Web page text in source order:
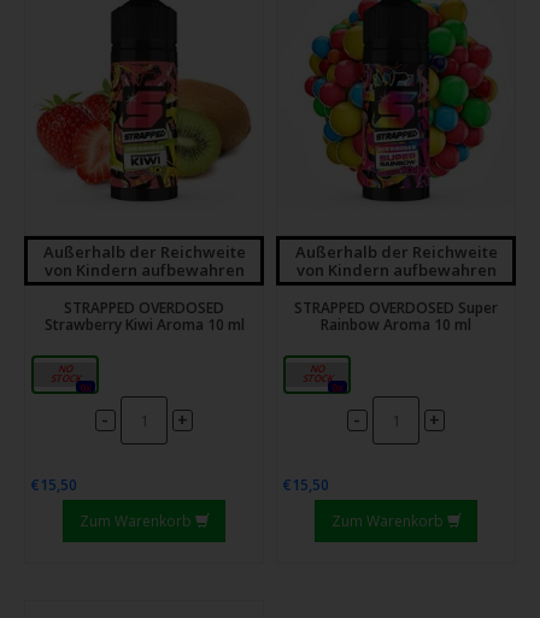
Außerhalb der Reichweite
von Kindern aufbewahren
STRAPPED OVERDOSED
Strawberry Kiwi Aroma 10 ml
10ml
0x
- +
€15,50
Zum Warenkorb
Außerhalb der Reichweite
von Kindern aufbewahren
STRAPPED OVERDOSED Super
Rainbow Aroma 10 ml
10ml
0x
- +
€15,50
Zum Warenkorb